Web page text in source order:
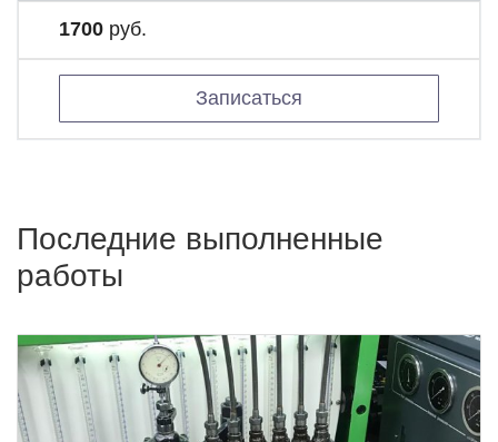
1700 руб.
Записаться
Последние выполненные
работы